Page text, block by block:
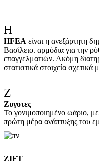
Η
HFEA είναι η ανεξάρτητη
Βασίλειο. αρμόδια για την
επαγγελματιών. Ακόμη
στατιστικά στοιχεία σχετικά
Ζ
Ζυγοτες
Το γονιμοποιημένο ωάριο,
πρώτη μέρα ανάπτυξης του
ZIFT